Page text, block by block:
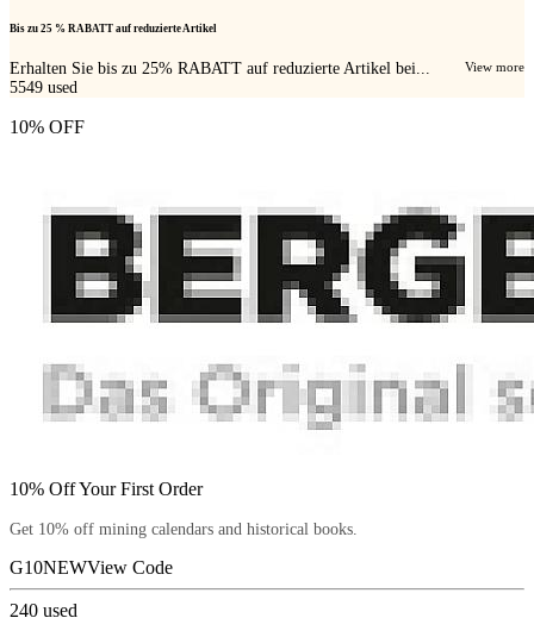
Bis zu 25 % RABATT auf reduzierte Artikel
Erhalten Sie bis zu 25% RABATT auf reduzierte Artikel bei... View more
5549 used
10% OFF
10% Off Your First Order
Get 10% off mining calendars and historical books.
G10NEWView Code
240 used